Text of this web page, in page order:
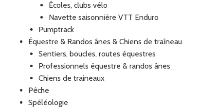
Écoles, clubs vélo
Navette saisonnière VTT Enduro
Pumptrack
Équestre & Randos ânes & Chiens de traîneau
Sentiers, boucles, routes équestres
Professionnels équestre & randos ânes
Chiens de traineaux
Pêche
Spéléologie